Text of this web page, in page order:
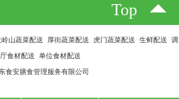
Top
山蔬菜配送 厚街蔬菜配送 虎门蔬菜配送 生鲜配送 调
食材配送 单位食材配送
食安膳食管理服务有限公司